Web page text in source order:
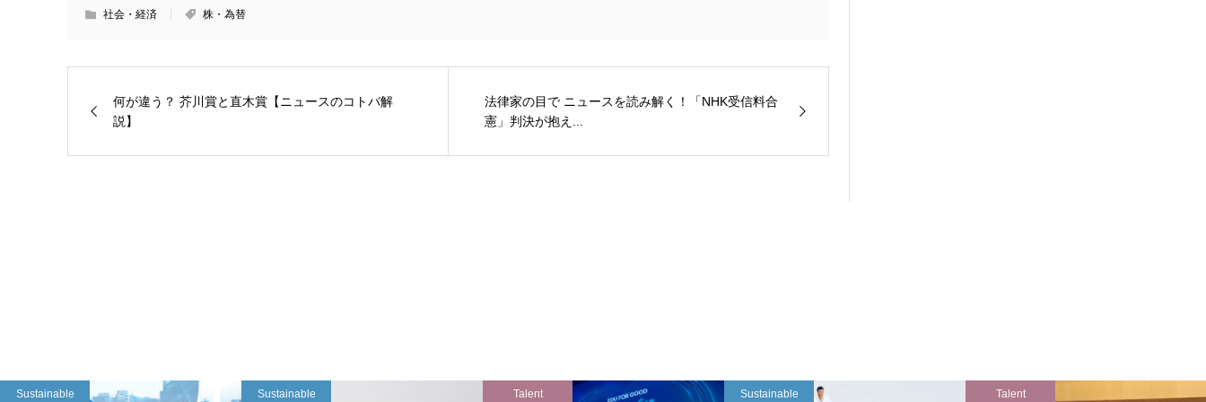
社会・経済 株・為替
何が違う？ 芥川賞と直木賞【ニュースのコトバ解
説】
法律家の目で ニュースを読み解く！「NHK受信料合
憲」判決が抱え...
Sustainable Sustainable Talent Sustainable Talent